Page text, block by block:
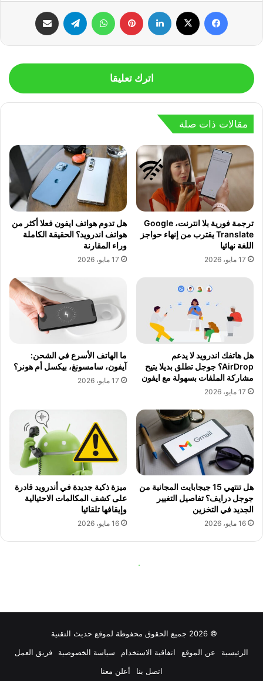
© 2026 جميع الحقوق محفوظة لموقع حديث التقنية
الرئيسية
عن الموقع اتفاقية الاستخدام سياسة الخصوصية
فريق العمل
اتصل بنا
أعلن معنا